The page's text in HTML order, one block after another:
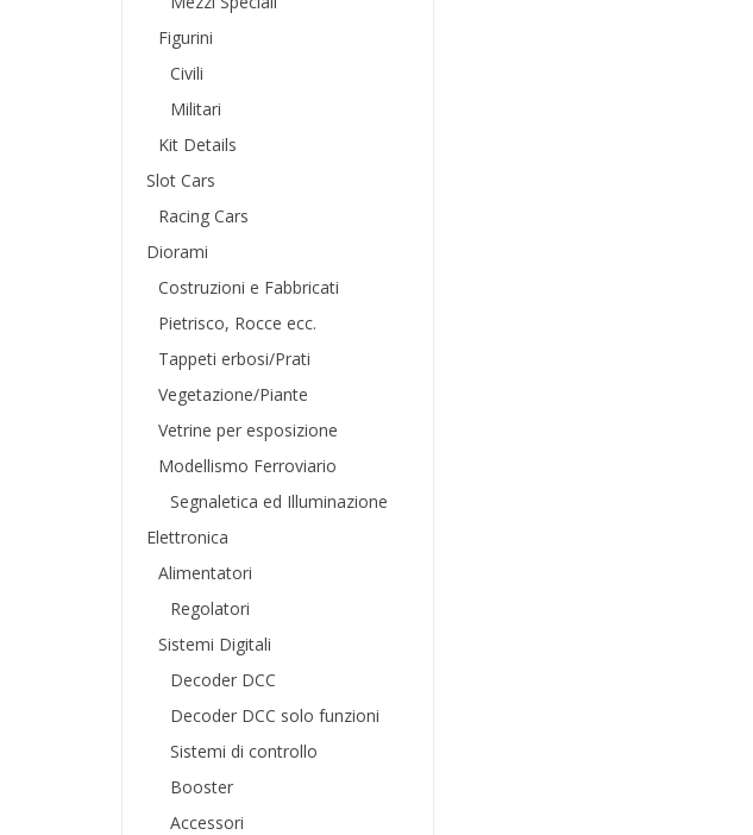
Figurini
Civili
Militari
Kit Details
Slot Cars
Racing Cars
Diorami
Costruzioni e Fabbricati
Pietrisco, Rocce ecc.
Tappeti erbosi/Prati
Vegetazione/Piante
Vetrine per esposizione
Modellismo Ferroviario
Segnaletica ed Illuminazione
Elettronica
Alimentatori
Regolatori
Sistemi Digitali
Decoder DCC
Decoder DCC solo funzioni
Sistemi di controllo
Booster
Accessori